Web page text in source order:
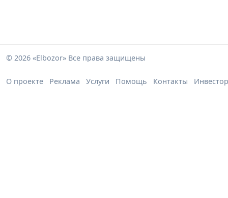
© 2026 «Elbozor» Все права защищены
О проекте Реклама Услуги Помощь Контакты